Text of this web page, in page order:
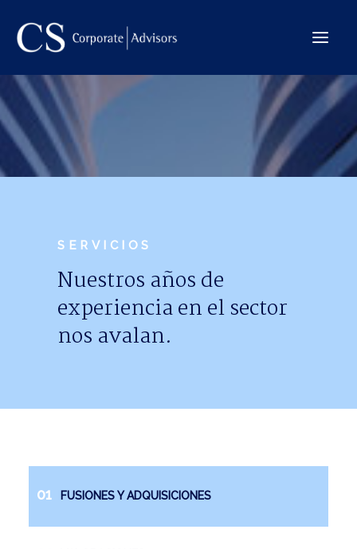
La Firma
Internacional
Servicios
Transacciones
CONTACTO →
SERVICIOS
Nuestros años de
experiencia en el sector
nos avalan.
FUSIONES Y ADQUISICIONES